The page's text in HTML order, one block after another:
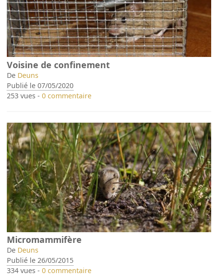
Voisine de confinement
De Deuns
Publié le 07/05/2020
253 vues -0 commentaire
Micromammifère
De Deuns
Publié le 26/05/2015
334 vues -0 commentaire